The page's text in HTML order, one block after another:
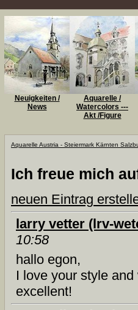
Neuigkeiten /
News
Aquarelle /
Watercolors ---
Akt /Figure
Aquarelle Austria - Steiermark Kärnten
Ich freue mich
neuen Eintrag
larry vetter (lrv-
10:58
hallo egon,
I love your style and
excellent!